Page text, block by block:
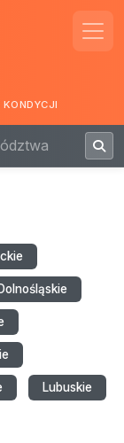
Dolnośląskie
Lubuskie